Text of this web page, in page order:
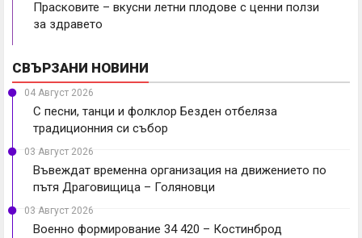
Прасковите – вкусни летни плодове с ценни ползи
за здравето
СВЪРЗАНИ НОВИНИ
04 Август 2026
С песни, танци и фолклор Безден отбеляза
традиционния си събор
03 Август 2026
Въвеждат временна организация на движението по
пътя Драговищица – Голяновци
03 Август 2026
Военно формирование 34 420 – Костинброд